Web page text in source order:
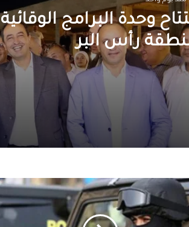
وحدة البرامج
رأس البر